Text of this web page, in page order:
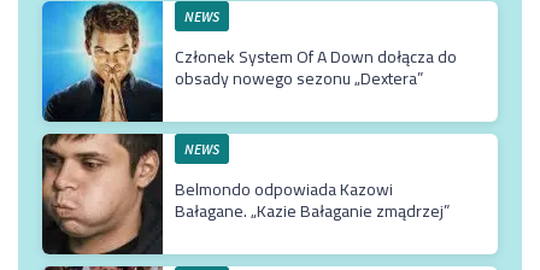
NEWS
Członek System Of A Down dołącza do
obsady nowego sezonu „Dextera”
NEWS
Belmondo odpowiada Kazowi
Bałagane. „Kazie Bałaganie zmądrzej”